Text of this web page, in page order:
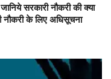
सरकारी नौकरी की क्या
नौकरी के लिए अधिसूचना